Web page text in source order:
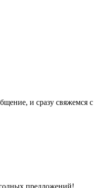
и сразу свяжемся с
предложений!